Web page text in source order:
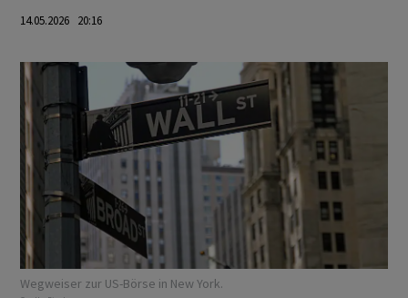
14.05.2026 20:16
Wegweiser zur US-Börse in New York.